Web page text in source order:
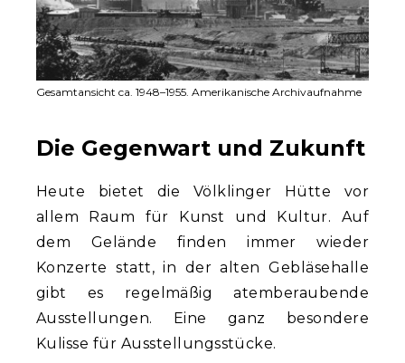
Gesamtansicht ca. 1948–1955. Amerikanische Archivaufnahme
Die Gegenwart und Zukunft
Heute bietet die Völklinger Hütte vor
allem Raum für Kunst und Kultur. Auf
dem Gelände finden immer wieder
Konzerte statt, in der alten Gebläsehalle
gibt es regelmäßig atemberaubende
Ausstellungen. Eine ganz besondere
Kulisse für Ausstellungsstücke.